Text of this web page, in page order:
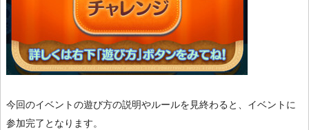
今回のイベントの遊び方の説明やルールを見終わると、イベントに
参加完了となります。